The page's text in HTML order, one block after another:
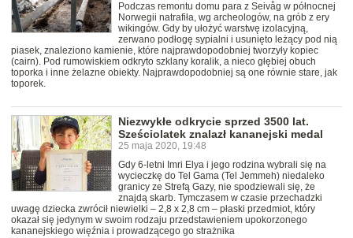
Podczas remontu domu para z Seivåg w północnej
Norwegii natrafiła, wg archeologów, na grób z ery
wikingów. Gdy by ułożyć warstwę izolacyjną,
zerwano podłogę sypialni i usunięto leżący pod nią
piasek, znaleziono kamienie, które najprawdopodobniej tworzyły kopiec
(cairn). Pod rumowiskiem odkryto szklany koralik, a nieco głębiej obuch
toporka i inne żelazne obiekty. Najprawdopodobniej są one równie stare, jak
toporek.
Niezwykłe odkrycie sprzed 3500 lat.
Sześciolatek znalazł kananejski medal
25 maja 2020, 19:48
Gdy 6-letni Imri Elya i jego rodzina wybrali się na
wycieczkę do Tel Gama (Tel Jemmeh) niedaleko
granicy ze Strefą Gazy, nie spodziewali się, że
znajdą skarb. Tymczasem w czasie przechadzki
uwagę dziecka zwrócił niewielki – 2,8 x 2,8 cm – płaski przedmiot, który
okazał się jedynym w swoim rodzaju przedstawieniem upokorzonego
kananejskiego więźnia i prowadzącego go strażnika